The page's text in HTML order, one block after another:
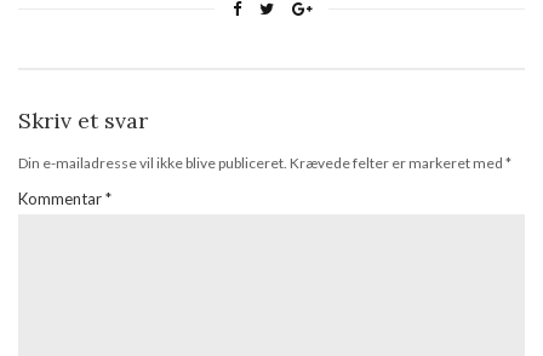
Skriv et svar
Din e-mailadresse vil ikke blive publiceret. Krævede felter er markeret med *
Kommentar*